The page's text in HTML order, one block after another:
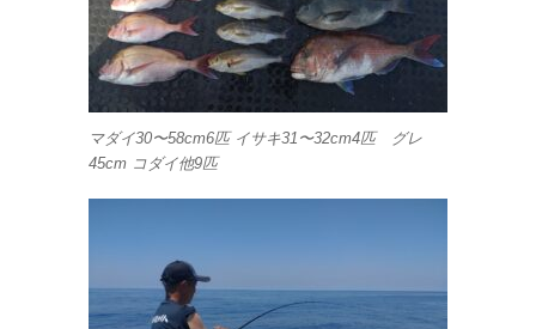
マダイ30〜58cm6匹 イサキ31〜32cm4匹 グレ
45cm コダイ他9匹